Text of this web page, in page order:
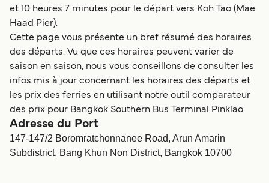
et 10 heures 7 minutes pour le départ vers Koh Tao (Mae
Haad Pier).
Cette page vous présente un bref résumé des horaires
des départs. Vu que ces horaires peuvent varier de
saison en saison, nous vous conseillons de consulter les
infos mis à jour concernant les horaires des départs et
les prix des ferries en utilisant notre outil comparateur
des prix pour Bangkok Southern Bus Terminal Pinklao.
Adresse du Port
147-147/2 Boromratchonnanee Road, Arun Amarin
Subdistrict, Bang Khun Non District, Bangkok 10700